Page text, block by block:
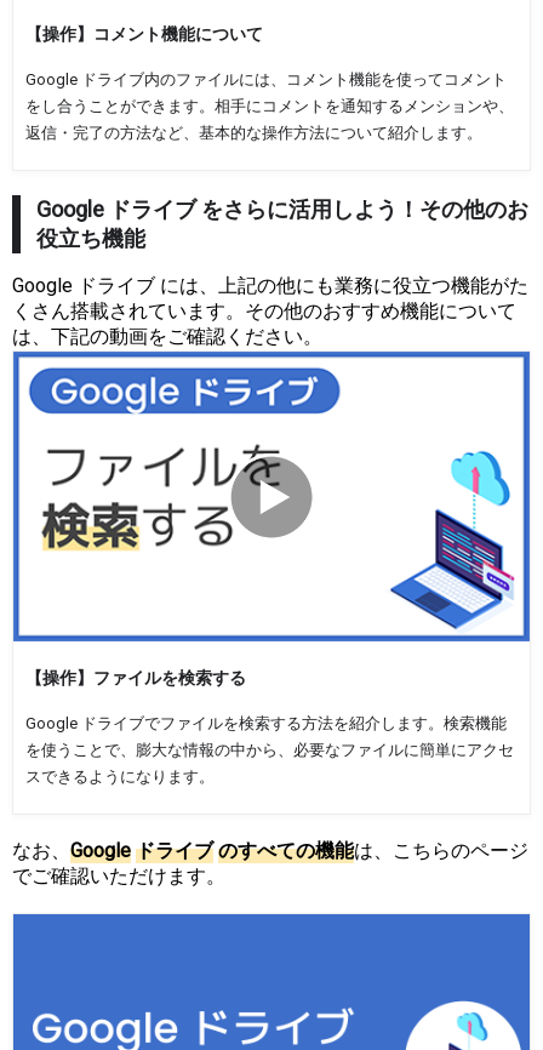
【操作】コメント機能について
Google ドライブ内のファイルには、コメント機能を使ってコメント
をし合うことができます。相手にコメントを通知するメンションや、
返信・完了の方法など、基本的な操作方法について紹介します。
Google ドライブ をさらに活用しよう！その他のお
役立ち機能
Google ドライブ には、上記の他にも業務に役立つ機能がた
くさん搭載されています。その他のおすすめ機能について
は、下記の動画をご確認ください。
【操作】ファイルを検索する
Google ドライブでファイルを検索する方法を紹介します。検索機能
を使うことで、膨大な情報の中から、必要なファイルに簡単にアクセ
スできるようになります。
なお、 Google ドライブ のすべての機能は、こちらのページ
でご確認いただけます。